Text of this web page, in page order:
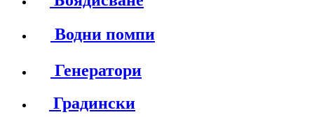
Водни помпи
Генератори
Градински